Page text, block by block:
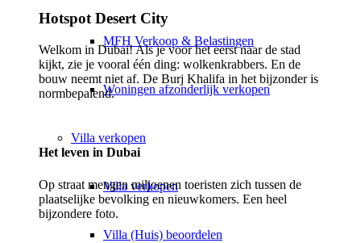
MFH Verkoop & Belastingen
Woningen afzonderlijk verkopen
Villa verkopen
Villa verkopen
Villa (Huis) beoordelen
Hotspot Desert City
Welkom in Dubai! Als je voor het eerst naar de stad
kijkt, zie je vooral één ding: wolkenkrabbers. En de
bouw neemt niet af. De Burj Khalifa in het bijzonder is
normbepalend.
Het leven in Dubai
Op straat mengen miljoenen toeristen zich tussen de
plaatselijke bevolking en nieuwkomers. Een heel
bijzondere foto.